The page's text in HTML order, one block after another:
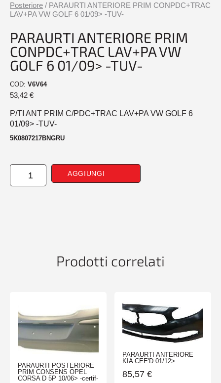
Posteriore / PARAURTI ANTERIORE PRIM CONPDC+TRAC
LAV+PA VW GOLF 6 01/09> -TUV-
PARAURTI ANTERIORE PRIM
CONPDC+TRAC LAV+PA VW
GOLF 6 01/09> -TUV-
COD: V6V64
53,42 €
P/TI ANT PRIM C/PDC+TRAC LAV+PA VW GOLF 6
01/09> -TUV-
5K0807217BNGRU
PARAURTI
ANTERIORE
AGGIUNGI
Prodotti correlati
PARAURTI POSTERIORE
PRIM CONSENS OPEL
CORSA D 5P 10/06> -certif-
PARAURTI ANTERIORE
KIA CEE'D 01/12>
85,57 €